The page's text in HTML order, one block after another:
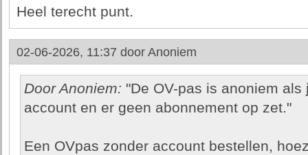
Heel terecht punt.
02-06-2026, 11:37 door Anoniem
Door Anoniem: "De OV-pas is anoniem
account en er geen abonnement op zet."
Een OVpas zonder account bestellen,